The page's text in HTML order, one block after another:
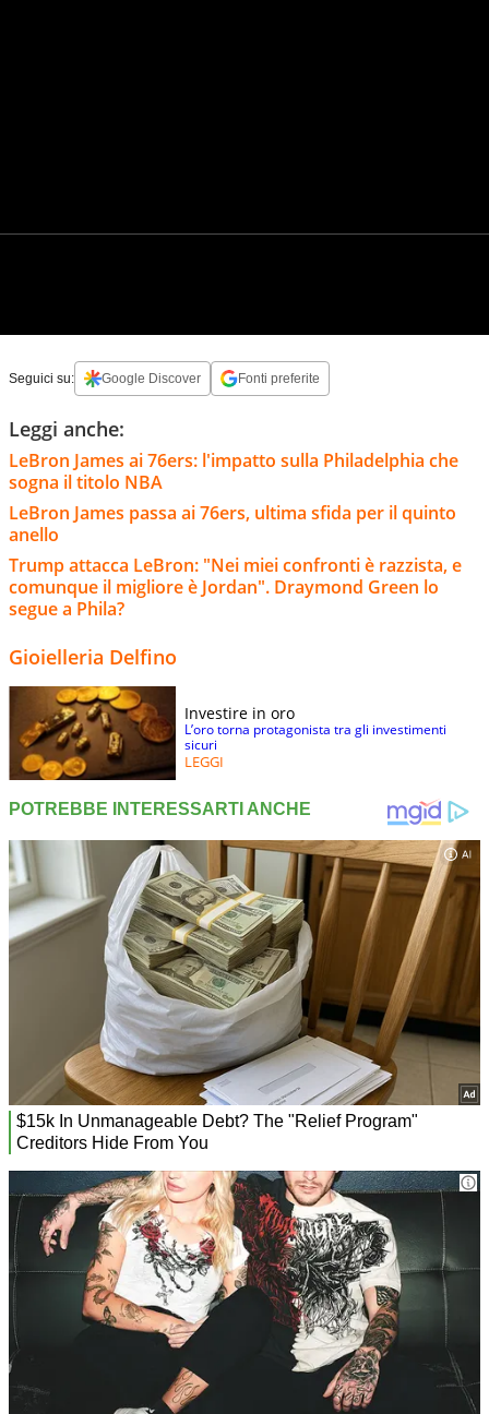
Seguici su: Google Discover Fonti preferite
Leggi anche:
LeBron James ai 76ers: l'impatto sulla Philadelphia che
sogna il titolo NBA
LeBron James passa ai 76ers, ultima sfida per il quinto
anello
Trump attacca LeBron: "Nei miei confronti è razzista, e
comunque il migliore è Jordan". Draymond Green lo
segue a Phila?
Gioielleria Delfino
Investire in oro
L’oro torna protagonista tra gli investimenti
sicuri
LEGGI